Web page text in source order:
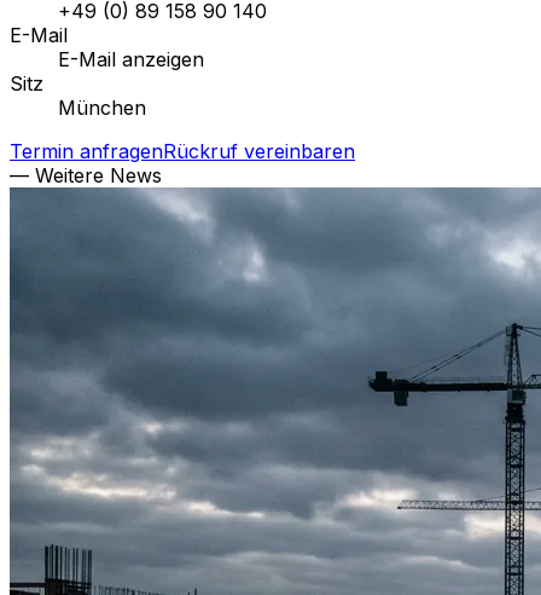
+49 (0) 89 158 90 140
E-Mail
E-Mail anzeigen
Sitz
München
Termin anfragenRückruf vereinbaren
— Weitere News